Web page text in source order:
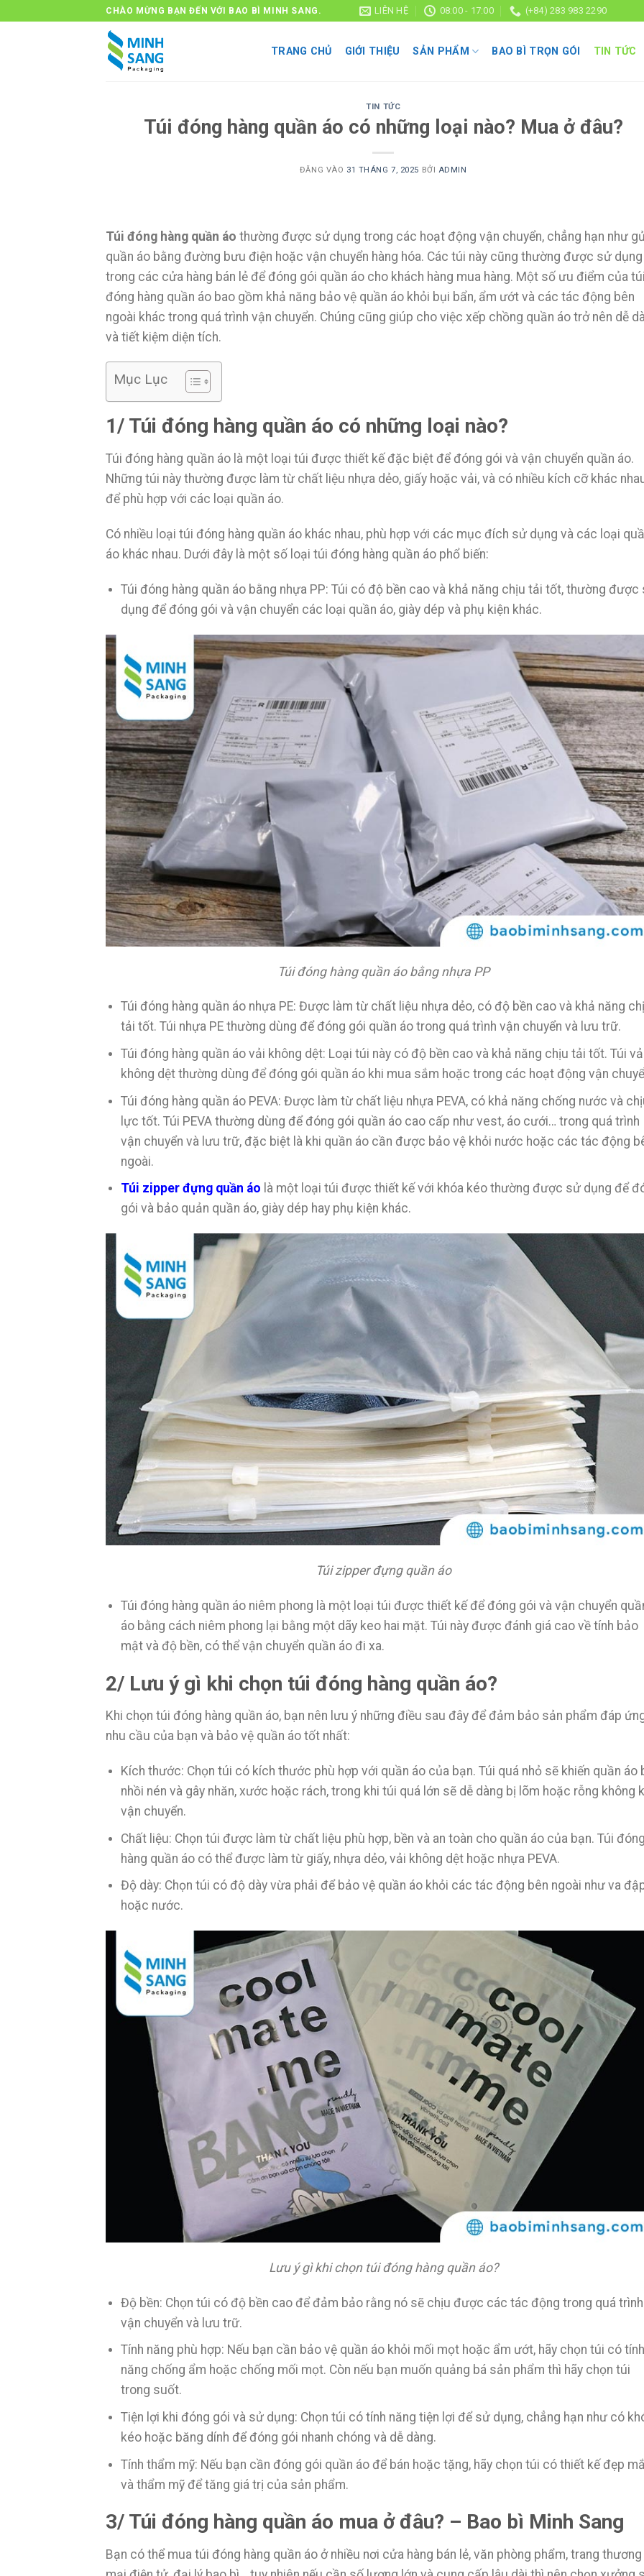
qua
CHÀO MỪNG BẠN ĐẾN VỚI BAO BÌ MINH SANG. LIÊN HỆ 08:00 - 17:00 (+84) 283 983 2290
TRANG CHỦ GIỚI THIỆU SẢN PHẨM BAO BÌ TRỌN GÓI TIN TỨC
TIN TỨC
Túi đóng hàng quần áo có những loại nào? Mua ở đâu?
ĐĂNG VÀO 31 THÁNG 7, 2025 BỞI ADMIN
Túi đóng hàng quần áo thường được sử dụng trong các hoạt động vận chuyển, chẳng hạn như
quần áo bằng đường bưu điện hoặc vận chuyển hàng hóa. Các túi này cũng thường được sử dụng
trong các cửa hàng bán lẻ để đóng gói quần áo cho khách hàng mua hàng. Một số ưu điểm của
đóng hàng quần áo bao gồm khả năng bảo vệ quần áo khỏi bụi bẩn, ẩm ướt và các tác động bên
ngoài khác trong quá trình vận chuyển. Chúng cũng giúp cho việc xếp chồng quần áo trở nên dễ
và tiết kiệm diện tích.
Mục Lục
1/ Túi đóng hàng quần áo có những loại nào?
Túi đóng hàng quần áo là một loại túi được thiết kế đặc biệt để đóng gói và vận chuyển quần áo.
Những túi này thường được làm từ chất liệu nhựa dẻo, giấy hoặc vải, và có nhiều kích cỡ khác
để phù hợp với các loại quần áo.
Có nhiều loại túi đóng hàng quần áo khác nhau, phù hợp với các mục đích sử dụng và các loại
áo khác nhau. Dưới đây là một số loại túi đóng hàng quần áo phổ biến:
Túi đóng hàng quần áo bằng nhựa PP: Túi có độ bền cao và khả năng chịu tải tốt, thường được
dụng để đóng gói và vận chuyển các loại quần áo, giày dép và phụ kiện khác.
Túi đóng hàng quần áo bằng nhựa PP
Túi đóng hàng quần áo nhựa PE: Được làm từ chất liệu nhựa dẻo, có độ bền cao và khả năng
tải tốt. Túi nhựa PE thường dùng để đóng gói quần áo trong quá trình vận chuyển và lưu trữ.
Túi đóng hàng quần áo vải không dệt: Loại túi này có độ bền cao và khả năng chịu tải tốt. Túi
không dệt thường dùng để đóng gói quần áo khi mua sắm hoặc trong các hoạt động vận
Túi đóng hàng quần áo PEVA: Được làm từ chất liệu nhựa PEVA, có khả năng chống nước và
lực tốt. Túi PEVA thường dùng để đóng gói quần áo cao cấp như vest, áo cưới… trong quá trình
vận chuyển và lưu trữ, đặc biệt là khi quần áo cần được bảo vệ khỏi nước hoặc các tác động
ngoài.
Túi zipper đựng quần áo là một loại túi được thiết kế với khóa kéo thường được sử dụng để
gói và bảo quản quần áo, giày dép hay phụ kiện khác.
Túi zipper đựng quần áo
Túi đóng hàng quần áo niêm phong là một loại túi được thiết kế để đóng gói và vận chuyển
áo bằng cách niêm phong lại bằng một dãy keo hai mặt. Túi này được đánh giá cao về tính bảo
mật và độ bền, có thể vận chuyển quần áo đi xa.
2/ Lưu ý gì khi chọn túi đóng hàng quần áo?
Khi chọn túi đóng hàng quần áo, bạn nên lưu ý những điều sau đây để đảm bảo sản phẩm đáp
nhu cầu của bạn và bảo vệ quần áo tốt nhất:
Kích thước: Chọn túi có kích thước phù hợp với quần áo của bạn. Túi quá nhỏ sẽ khiến quần áo
nhồi nén và gây nhăn, xước hoặc rách, trong khi túi quá lớn sẽ dễ dàng bị lõm hoặc rỗng không
vận chuyển.
Chất liệu: Chọn túi được làm từ chất liệu phù hợp, bền và an toàn cho quần áo của bạn. Túi
hàng quần áo có thể được làm từ giấy, nhựa dẻo, vải không dệt hoặc nhựa PEVA.
Độ dày: Chọn túi có độ dày vừa phải để bảo vệ quần áo khỏi các tác động bên ngoài như va
hoặc nước.
Lưu ý gì khi chọn túi đóng hàng quần áo?
Độ bền: Chọn túi có độ bền cao để đảm bảo rằng nó sẽ chịu được các tác động trong quá trình
vận chuyển và lưu trữ.
Tính năng phù hợp: Nếu bạn cần bảo vệ quần áo khỏi mối mọt hoặc ẩm ướt, hãy chọn túi có tính
năng chống ẩm hoặc chống mối mọt. Còn nếu bạn muốn quảng bá sản phẩm thì hãy chọn túi
trong suốt.
Tiện lợi khi đóng gói và sử dụng: Chọn túi có tính năng tiện lợi để sử dụng, chẳng hạn như có
kéo hoặc băng dính để đóng gói nhanh chóng và dễ dàng.
Tính thẩm mỹ: Nếu bạn cần đóng gói quần áo để bán hoặc tặng, hãy chọn túi có thiết kế đẹp
và thẩm mỹ để tăng giá trị của sản phẩm.
3/ Túi đóng hàng quần áo mua ở đâu? – Bao bì Minh Sang
Bạn có thể mua túi đóng hàng quần áo ở nhiều nơi cửa hàng bán lẻ, văn phòng phẩm, trang thương